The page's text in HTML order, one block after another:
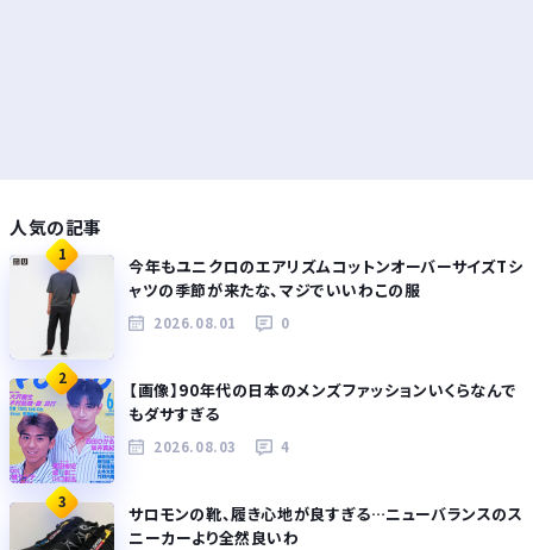
人気の記事
1
今年もユニクロのエアリズムコットンオーバーサイズTシ
ャツの季節が来たな、マジでいいわこの服
2026.08.01 0
2
【画像】90年代の日本のメンズファッションいくらなんで
もダサすぎる
2026.08.03 4
3
サロモンの靴、履き心地が良すぎる…ニューバランスのス
ニーカーより全然良いわ